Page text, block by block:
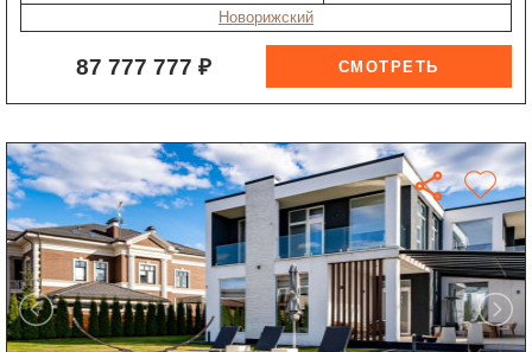
Новорижский
87 777 777 ₽